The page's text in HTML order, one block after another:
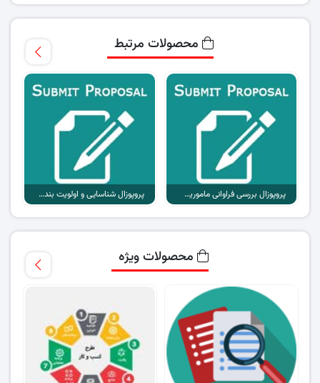
محصولات مرتبط
پروپوزال بررسی فراوانی ماموریت های اورژانس به علت نزاع پروپوزال شناسایی و اولویت بندی جاذبه های طبیعی اثرگذار بر گردشگری
محصولات ویژه